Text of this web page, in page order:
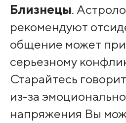
Близнецы.
рекомендуют
общение может
серьезному
Старайтесь
из-за
напряжения Вы